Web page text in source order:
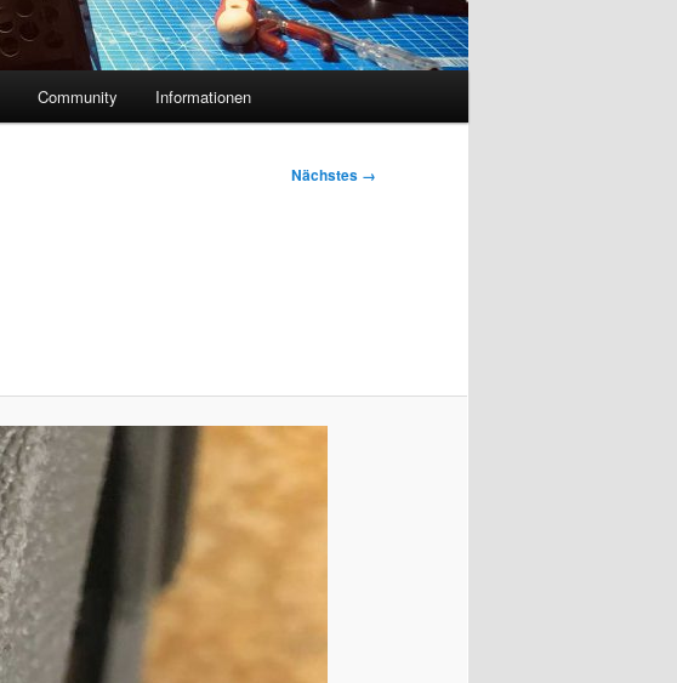
Community Informationen
Nächstes →